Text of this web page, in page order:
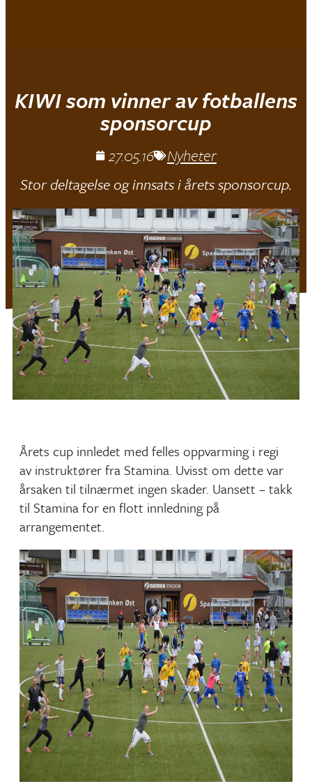
KIWI som vinner av fotballens
sponsorcup
27.05.16 Nyheter
Stor deltagelse og innsats i årets sponsorcup.
Årets cup innledet med felles oppvarming i regi
av instruktører fra Stamina. Uvisst om dette var
årsaken til tilnærmet ingen skader. Uansett – takk
til Stamina for en flott innledning på
arrangementet.